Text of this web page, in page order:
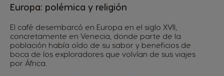
Europa: polémica y religión
El café desembarcó en Europa en el siglo XVII,
concretamente en Venecia, donde parte de la
población había oído de su sabor y beneficios de
boca de los exploradores que volvían de sus viajes
por África.